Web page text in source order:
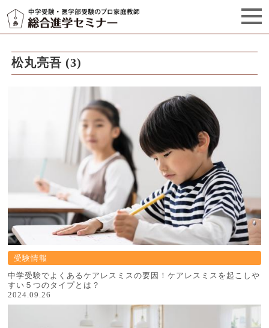
セミナーからのお知らせ（5）
松丸亮吾 (3)
受験情報
中学受験でよくあるケアレスミスの要因！ケアレスミスを起こしや
すい５つのタイプとは？
2024.09.26